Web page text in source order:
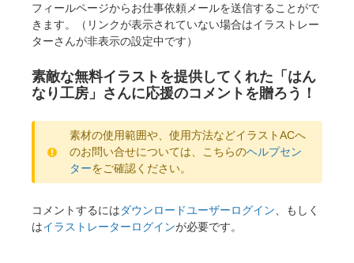
フィールページからお仕事依頼メールを送信することがで
きます。（リンクが表示されていない場合はイラストレー
ターさんが非表示の設定中です）
素敵な無料イラストを提供してくれた「はん
なり工房」さんに応援のコメントを贈ろう！
素材の使用範囲や、使用方法などイラストACへ
のお問い合せについては、こちらのヘルプセン
ターをご確認ください。
コメントするにはダウンロードユーザーログイン 、もしく
はイラストレーターログインが必要です。